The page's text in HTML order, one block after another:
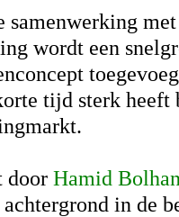
samenwerking
wordt een
tijd sterk heeft
door Hamid
in de